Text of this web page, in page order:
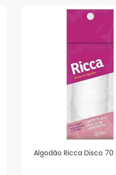
Algodão Ricca Disco 70